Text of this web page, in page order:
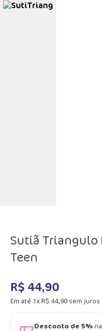
Sutiã Triangulo
Teen
R$ 44,90
Em até 1xR$ 44,90 sem juros
Desconto de 5%